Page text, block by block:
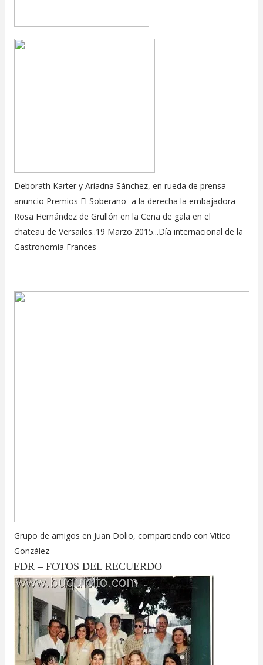
Deborath Karter y Ariadna Sánchez, en rueda de prensa
anuncio Premios El Soberano- a la derecha la embajadora
Rosa Hernández de Grullón en la Cena de gala en el
chateau de Versailes..19 Marzo 2015...Día internacional de la
Gastronomía Frances
Grupo de amigos en Juan Dolio, compartiendo con Vitico
González
FDR – FOTOS DEL RECUERDO